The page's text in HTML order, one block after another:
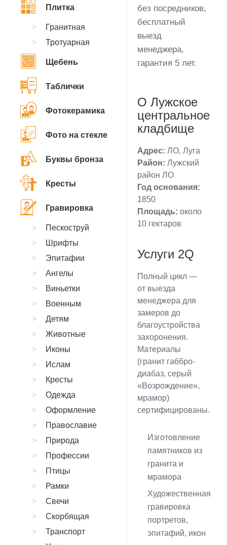
без посредников,
бесплатный
выезд
менеджера,
гарантия 5 лет.
О Лужское
центральное
кладбище
Адрес: ЛО, Луга
Район: Лужский
район ЛО
Год основания:
1850
Площадь: около
10 гектаров
Услуги 2Q
Полный цикл —
от выезда
менеджера для
замеров до
благоустройства
захоронения.
Материалы
(гранит габбро-
диабаз, серый
«Возрождение»,
мрамор)
сертифицированы.
Изготовление
памятников из
гранита и
мрамора
Художественная
гравировка
портретов,
эпитафий, икон
Плитка
Гранитная
Тротуарная
Щебень
Таблички
Фотокерамика
Фото на стекле
Буквы бронза
Кресты
Гравировка
Пескоструй
Шрифты
Эпитафии
Ангелы
Виньетки
Военным
Детям
Животные
Иконы
Ислам
Кресты
Одежда
Оформление
Православие
Природа
Профессии
Птицы
Рамки
Свечи
Скорбящая
Транспорт